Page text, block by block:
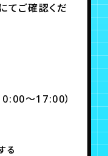
てご確認くだ
～17:00）
る